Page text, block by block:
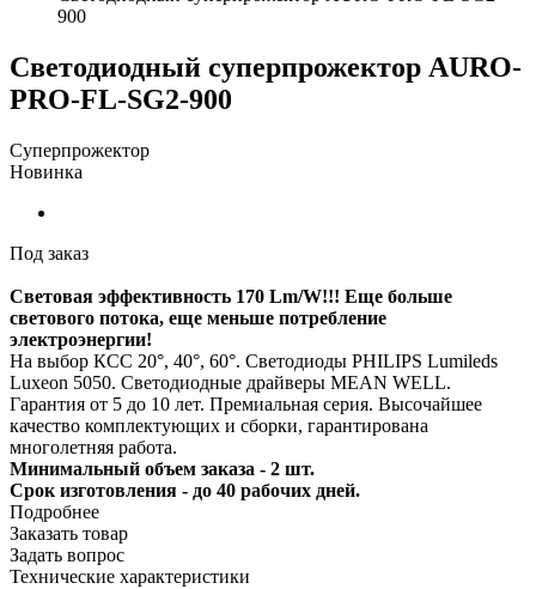
900
Светодиодный суперпрожектор AURO-
PRO-FL-SG2-900
Суперпрожектор
Новинка
Под заказ
Световая эффективность 170 Lm/W!!! Еще больше
светового потока, еще меньше потребление
электроэнергии!
На выбор КСС 20°, 40°, 60°. Светодиоды PHILIPS Lumileds
Luxeon 5050. Светодиодные драйверы MEAN WELL.
Гарантия от 5 до 10 лет. Премиальная серия. Высочайшее
качество комплектующих и сборки, гарантирована
многолетняя работа.
Минимальный объем заказа - 2 шт.
Срок изготовления - до 40 рабочих дней.
Подробнее
Заказать товар
Задать вопрос
Технические характеристики